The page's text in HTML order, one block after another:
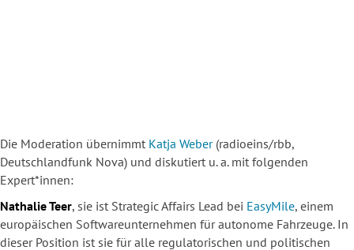
Die Moderation übernimmt Katja Weber(radioeins/rbb,
Deutschlandfunk Nova) und diskutiert u. a. mit folgenden
Expert*innen:
Nathalie Teer, sie ist Strategic Affairs Lead bei EasyMile, einem
europäischen Softwareunternehmen für autonome Fahrzeuge. In
dieser Position ist sie für alle regulatorischen und politischen